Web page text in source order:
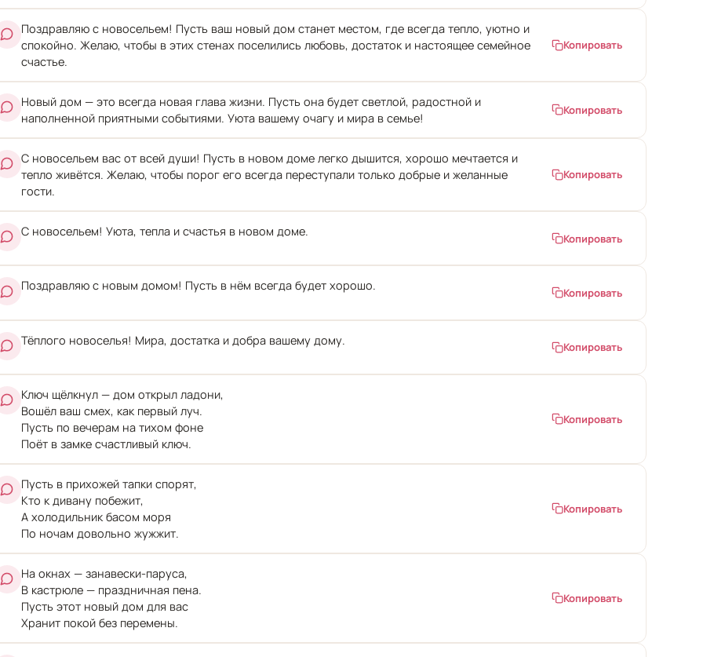
Поздравляю с новосельем! Пусть ваш новый дом станет местом, где всегда тепло, уютно и
спокойно. Желаю, чтобы в этих стенах поселились любовь, достаток и настоящее семейное
счастье.
Копировать
Новый дом — это всегда новая глава жизни. Пусть она будет светлой, радостной и
наполненной приятными событиями. Уюта вашему очагу и мира в семье!
Копировать
С новосельем вас от всей души! Пусть в новом доме легко дышится, хорошо мечтается и
тепло живётся. Желаю, чтобы порог его всегда переступали только добрые и желанные
гости.
Копировать
С новосельем! Уюта, тепла и счастья в новом доме. Копировать
Поздравляю с новым домом! Пусть в нём всегда будет хорошо. Копировать
Тёплого новоселья! Мира, достатка и добра вашему дому. Копировать
Ключ щёлкнул — дом открыл ладони,
Вошёл ваш смех, как первый луч.
Пусть по вечерам на тихом фоне
Поёт в замке счастливый ключ.
Копировать
Пусть в прихожей тапки спорят,
Кто к дивану побежит,
А холодильник басом моря
По ночам довольно жужжит.
Копировать
На окнах — занавески-паруса,
В кастрюле — праздничная пена.
Пусть этот новый дом для вас
Хранит покой без перемены.
Копировать